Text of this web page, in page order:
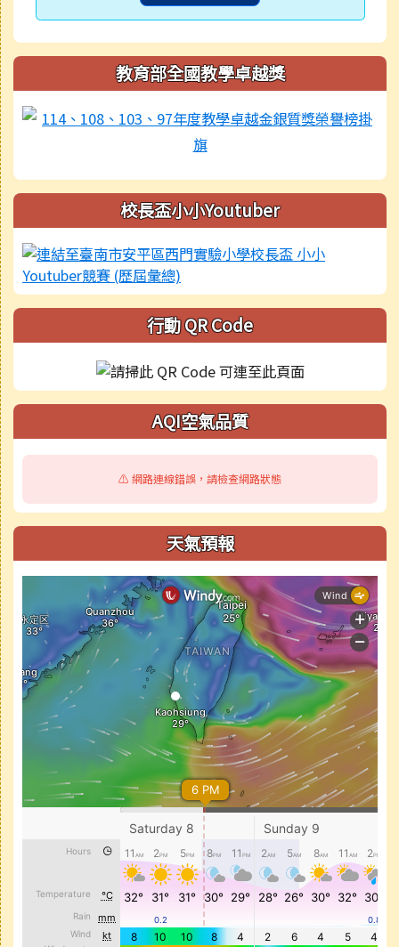
教育部全國教學卓越獎
校長盃小小Youtuber
行動 QR Code
AQI空氣品質
⚠️ 網路連線錯誤，請檢查網路狀態
天氣預報